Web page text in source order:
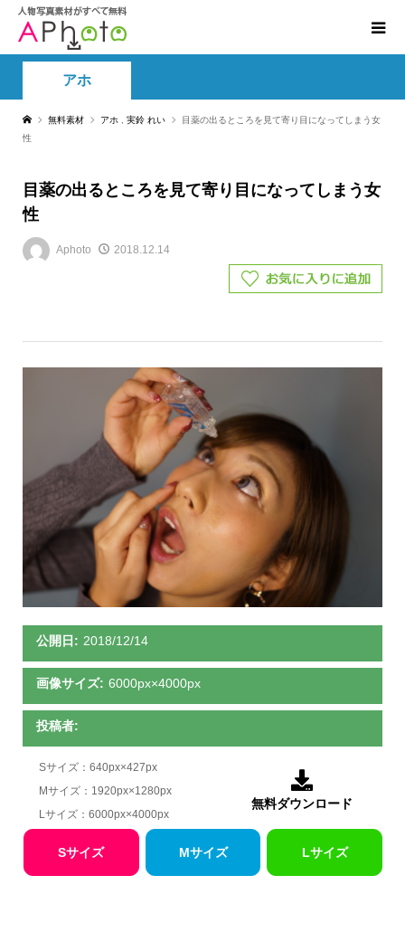
アホ
無料素材 アホ 実鈴 れい
目薬の出るところを見て寄り目になってしまう女
性
目薬の出るところを見て寄り目になってしまう女
性
Aphoto 2018.12.14
公開日: 2018/12/14
画像サイズ: 6000px×4000px
投稿者:
Sサイズ：640px×427px
Mサイズ：1920px×1280px
Lサイズ：6000px×4000px

無料ダウンロード
Sサイズ Mサイズ Lサイズ